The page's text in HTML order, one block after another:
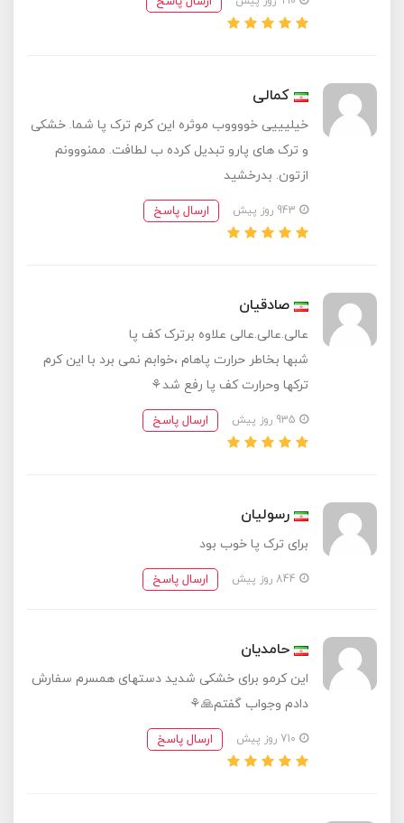
کمالی
خیلیییی خووووب موثره این کرم ترک پا شما. خشکی
و ترک های پارو تبدیل کرده ب لطافت. ممنووونم
ازتون. بدرخشید
ارسال پاسخ
صادقیان
عالی.عالی.عالی علاوه برترک کف پا
شبها بخاطر حرارت پاهام ،خوابم نمی برد با این کرم
ترکها وحرارت کف پا رفع شد⚘
ارسال پاسخ
رسولیان
برای ترک پا خوب بود
ارسال پاسخ
حامدیان
این کرمو برای خشکی شدید دستهای همسرم سفارش
دادم وجواب گفتم🙏⚘️
ارسال پاسخ